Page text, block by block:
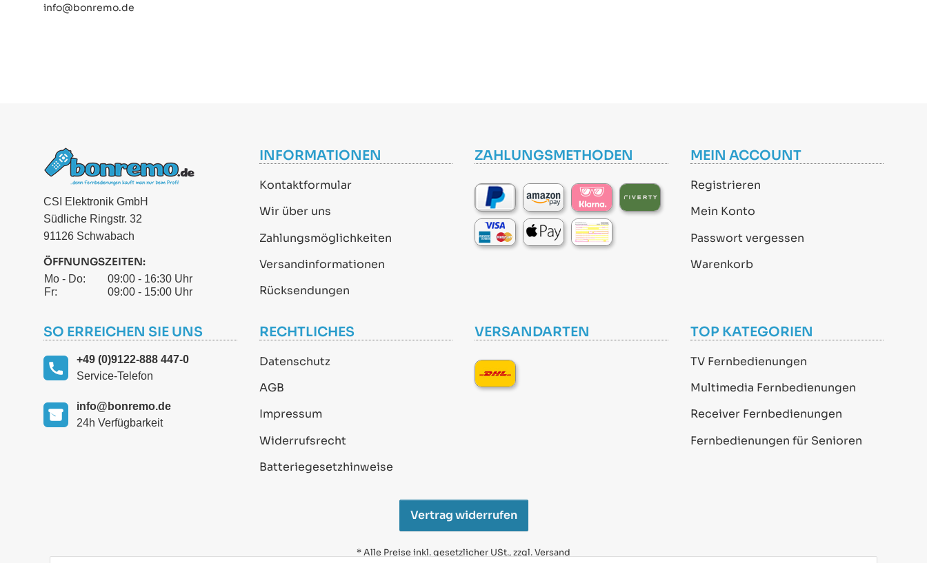
info@bonremo.de
CSI Elektronik GmbH
Südliche Ringstr. 32
91126 Schwabach
ÖFFNUNGSZEITEN:
Mo - Do:
09:00 - 16:30 Uhr
Fr:
09:00 - 15:00 Uhr
INFORMATIONEN
Kontaktformular
Wir über uns
Zahlungsmöglichkeiten
Versandinformationen
Rücksendungen
ZAHLUNGSMETHODEN MEIN ACCOUNT
Registrieren
Mein Konto
Passwort vergessen
Warenkorb
SO ERREICHEN SIE UNS
+49 (0)9122-888 447-0
Service-Telefon
info@bonremo.de
24h Verfügbarkeit
RECHTLICHES
Datenschutz
AGB
Impressum
Widerrufsrecht
Batteriegesetzhinweise
VERSANDARTEN TOP KATEGORIEN
TV Fernbedienungen
Multimedia Fernbedienungen
Receiver Fernbedienungen
Fernbedienungen für Senioren
Vertrag widerrufen
* Alle Preise inkl. gesetzlicher USt., zzgl.Versand